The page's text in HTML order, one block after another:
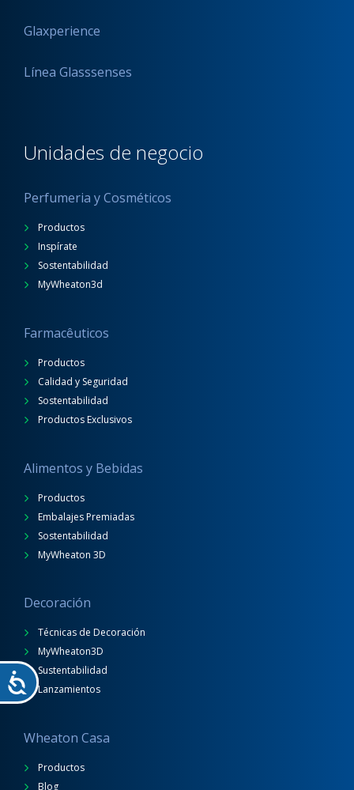
Glaxperience
Línea Glasssenses
Unidades de negocio
Perfumeria y Cosméticos
Productos
Inspírate
Sostentabilidad
MyWheaton3d
Farmacêuticos
Productos
Calidad y Seguridad
Sostentabilidad
Productos Exclusivos
Alimentos y Bebidas
Productos
Embalajes Premiadas
Sostentabilidad
MyWheaton 3D
Decoración
Técnicas de Decoración
MyWheaton3D
Sustentabilidad
Lanzamientos
Wheaton Casa
Productos
Blog